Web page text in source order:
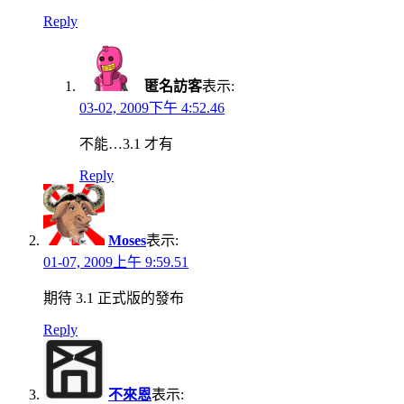
Reply
匿名訪客表示:
03-02, 2009下午 4:52.46
不能…3.1 才有
Reply
Moses表示:
01-07, 2009上午 9:59.51
期待 3.1 正式版的發布
Reply
不來恩表示: